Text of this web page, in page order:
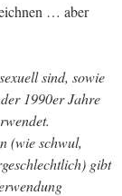
… aber
sind, sowie
1990er Jahre
(wie schwul,
gibt